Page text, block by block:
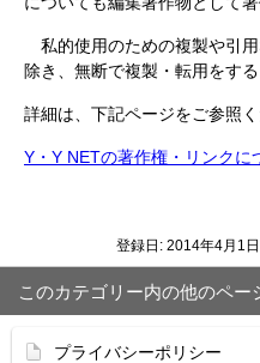
私的使用のための複製や引
除き、無断で複製・転用をする
詳細は、下記ページをご参照く
Y・Y NETの著作権・リンクに
登録日: 2014年4月1日
このカテゴリー内の他のペー
プライバシーポリシー